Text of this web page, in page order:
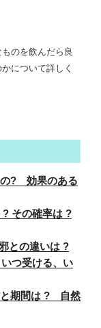
のを飲んだら良
について詳しく
の? 効果のある
? その確率は ?
との違いは ?
つ受ける、い
期間は ? 自然